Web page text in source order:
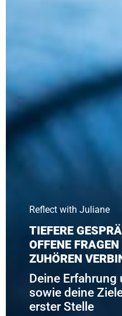
Reflect with Juliane
TIEFERE
OFFENE
ZUHÖREN
Deine Erfahrung
sowie deine
erster Stelle